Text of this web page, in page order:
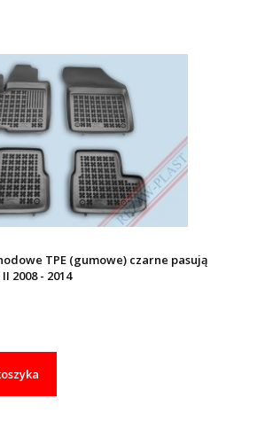
TPE (gumowe) czarne pasują
2008 - 2014